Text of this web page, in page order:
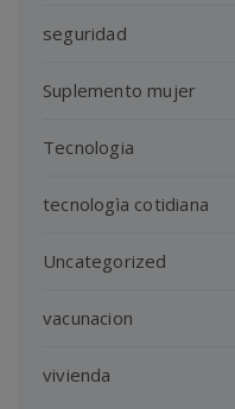
seguridad
Suplemento mujer
Tecnologia
tecnologìa cotidiana
Uncategorized
vacunacion
vivienda